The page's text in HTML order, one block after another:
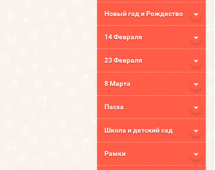
Новый год и Рождество
14 Февраля
23 Февраля
8 Марта
Пасха
Школа и детский сад
Рамки